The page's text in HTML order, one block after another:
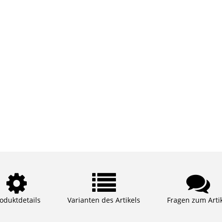
Varianten des Artikels Fragen zum